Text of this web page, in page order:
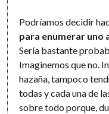
Podríamos decidir
para enumerar uno
Sería bastante
Imaginemos que no.
hazaña, tampoco
todas y cada una de
sobre todo porque,